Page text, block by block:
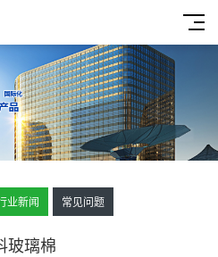
业新闻 常见问题
玻璃棉